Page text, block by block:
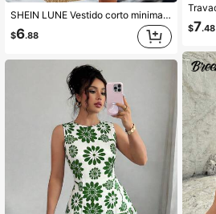
SHEIN LUNE Vestido corto minimalista casual con cuello en V, adecuado para primavera/verano
$6.88
$7.48